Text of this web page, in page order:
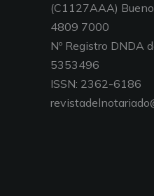
(C1127AAA)
4809 7000
Nº Registro DNDA
5353496
ISSN: 2362-6186